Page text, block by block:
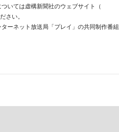
いては虚構新聞社のウェブサイト（
さい。
ーネット放送局「プレイ」の共同制作番組